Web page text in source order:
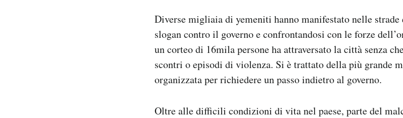
Diverse migliaia di yemeniti hanno manifestato nelle strade
slogan contro il governo e confrontandosi con le forze
un corteo di 16mila persone ha attraversato la città senza
scontri o episodi di violenza. Si è trattato della più grande
organizzata per richiedere un passo indietro al governo.
Oltre alle difficili condizioni di vita nel paese, parte del